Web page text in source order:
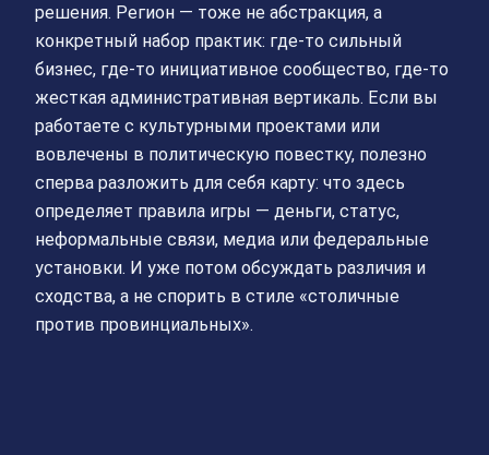
решения. Регион — тоже не абстракция, а
конкретный набор практик: где-то сильный
бизнес, где-то инициативное сообщество, где-то
жесткая административная вертикаль. Если вы
работаете с культурными проектами или
вовлечены в политическую повестку, полезно
сперва разложить для себя карту: что здесь
определяет правила игры — деньги, статус,
неформальные связи, медиа или федеральные
установки. И уже потом обсуждать различия и
сходства, а не спорить в стиле «столичные
против провинциальных».